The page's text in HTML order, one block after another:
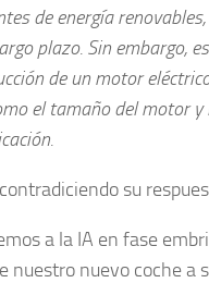
de energía
plazo. Sin embargo,
de un motor
el tamaño del motor
su
a la IA en fase
nuestro nuevo coche a